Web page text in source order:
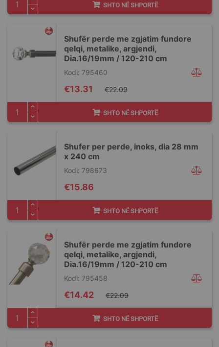
SHTO NË SHPORTË
Shufër perde me zgjatim fundore
qelqi, metalike, argjendi,
Dia.16/19mm / 120-210 cm
Kodi: 795460
Special
Price
€13.31 €22.09
SHTO NË SHPORTË
Shufer per perde, inoks, dia 28 mm
x 240 cm
Kodi: 798673
€15.86
SHTO NË SHPORTË
Shufër perde me zgjatim fundore
qelqi, metalike, argjendi,
Dia.16/19mm / 120-210 cm
Kodi: 795458
Special
Price
€14.42 €22.09
SHTO NË SHPORTË